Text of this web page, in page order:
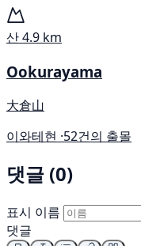
산4.9 km
Ookurayama
大倉山
이와테현 ·52건의 출몰
댓글 (0)
표시 이름
댓글